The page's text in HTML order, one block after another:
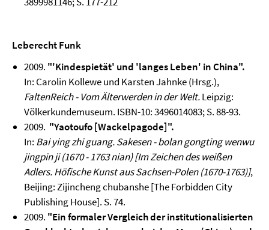
Leberecht Funk
2009. "'Kindespietät' und 'langes Leben' in China".
In: Carolin Kollewe und Karsten Jahnke (Hrsg.),
FaltenReich - Vom Älterwerden in der Welt.Leipzig:
Völkerkundemuseum. ISBN-10: 3496014083; S. 88-93.
2009. "Yaotoufo [Wackelpagode]".
In: Bai ying zhi guang. Sakesen - bolan gongting wenwu
jingpin ji (1670 - 1763 nian) [Im Zeichen des weißen
Adlers. Höfische Kunst aus Sachsen-Polen (1670-1763)],
Beijing: Zijincheng chubanshe [The Forbidden City
Publishing House]. S. 74.
2009. "Ein formaler Vergleich der institutionalisierten